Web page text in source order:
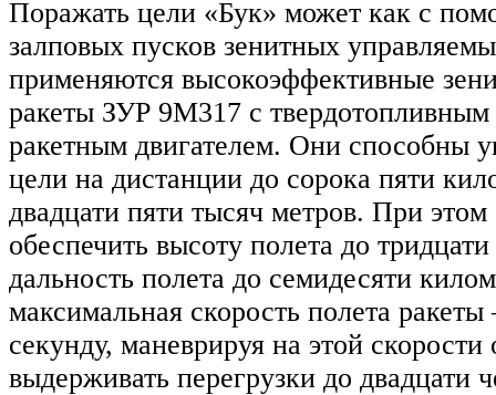
Поражать цели «Бук» может как с
залповых пусков зенитных
применяются высокоэффективные
ракеты ЗУР 9М317 с
ракетным двигателем. Они способны
цели на дистанции до сорока пяти
двадцати пяти тысяч метров. При
обеспечить высоту полета до
дальность полета до семидесяти
максимальная скорость полета
секунду, маневрируя на этой скорости
выдерживать перегрузки до двадцати